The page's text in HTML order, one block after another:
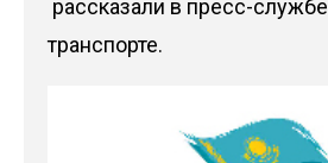
рассказали в пресс-службе
транспорте.